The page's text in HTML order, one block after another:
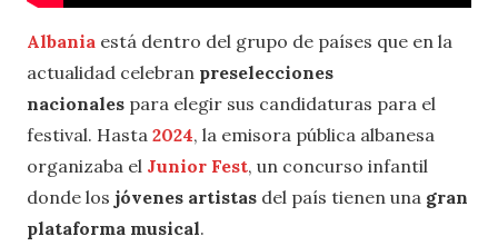
Albania está dentro del grupo de países que en la
actualidad celebran preselecciones
nacionales para elegir sus candidaturas para el
festival. Hasta 2024, la emisora pública albanesa
organizaba el Junior Fest, un concurso infantil
donde los jóvenes artistas del país tienen una gran
plataforma musical.